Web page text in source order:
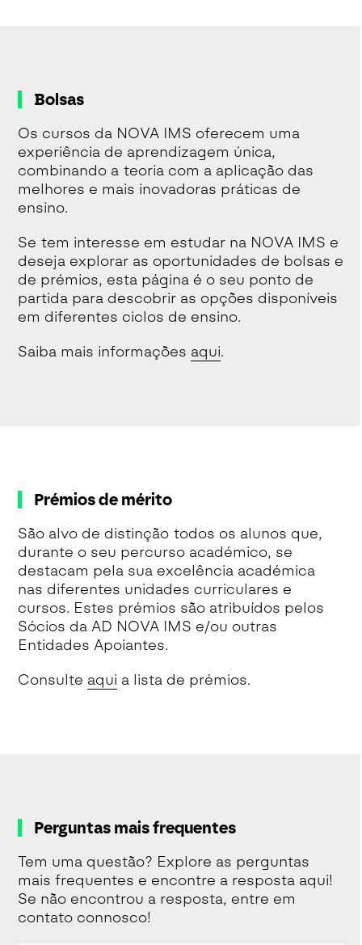
Bolsas
Os cursos da NOVA IMS oferecem uma
experiência de aprendizagem única,
combinando a teoria com a aplicação das
melhores e mais inovadoras práticas de
ensino.
Se tem interesse em estudar na NOVA IMS e
deseja explorar as oportunidades de bolsas e
de prémios, esta página é o seu ponto de
partida para descobrir as opções disponíveis
em diferentes ciclos de ensino.
Saiba mais informações aqui.
Prémios de mérito
São alvo de distinção todos os alunos que,
durante o seu percurso académico, se
destacam pela sua excelência académica
nas diferentes unidades curriculares e
cursos. Estes prémios são atribuídos pelos
Sócios da AD NOVA IMS e/ou outras
Entidades Apoiantes.
Consulte aqui a lista de prémios.
Perguntas mais frequentes
Tem uma questão? Explore as perguntas
mais frequentes e encontre a resposta aqui!
Se não encontrou a resposta, entre em
contato connosco!